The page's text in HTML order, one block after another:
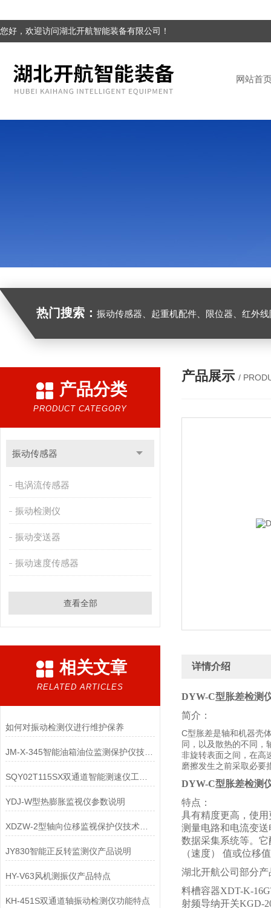
您好，欢迎访问湖北开航智能装备有限公司！
网站首
热门搜索： 振动传感器、起重机配件、限位器、红外线防撞器
产品分类
PRODUCT CATEGORY
振动传感器
电涡流传感器
振动检测仪
振动变送器
振动速度传感器
查看全部
相关文章
RELATED ARTICLES
如何对振动检测仪进行维护保养
JM-X-345智能油箱油位监测保护仪技术参数
YDJ-W型热膨胀监视仪参数说明
XDZW-2型轴向位移监视保护仪技术参数
JY830智能正反转监测仪产品说明
HY-V63风机测振仪产品特点
KH-451S双通道轴振动检测仪功能特点
产品展示 /
详情介绍
DYW-C型胀差检测
简介：
C型胀差是轴和机器壳
同，以及散热的不同，
非旋转表面之间，在高
磨擦发生之前采取必要
DYW-C型胀差检测
特点：
具有精度更高，使
测量电路和电流变
数据采集系统等。
（速度） 值或位移
湖北开航公司部分产
料槽容器XDT-K-
射频导纳开关KGD-